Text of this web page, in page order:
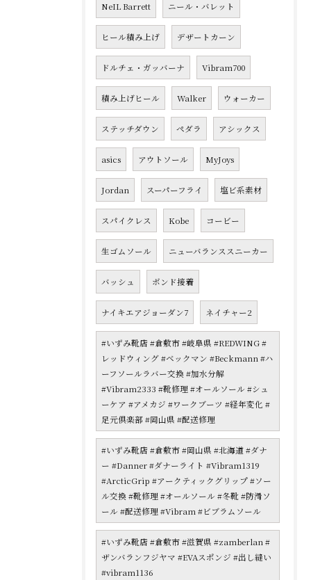
NeIL Barrett ニール・バレット
ヒール積み上げ デザートカーン
ドルチェ・ガッバーナ Vibram700
積み上げヒール Walker ウォーカー
ステッチダウン ペダラ アシックス
asics アウトソール MyJoys
Jordan スーパーフライ 塩ビ系素材
スパイクレス Kobe コービー
生ゴムソール ニューバランススニーカー
バッシュ ボンド接着
ナイキエアジョーダン7 ネイチャー2
#いずみ靴店 #倉敷市 #岐阜県 #REDWING #
レッドウィング #ベックマン #Beckmann #ハ
ーフソールラバー交換 #加水分解
#Vibram2333 #靴修理 #オールソール #シュ
ーケア #アメカジ #ワークブーツ #経年変化 #
足元倶楽部 #岡山県 #配送修理
#いずみ靴店 #倉敷市 #岡山県 #北海道 #ダナ
ー #Danner #ダナーライト #Vibram1319
#ArcticGrip #アークティックグリップ #ソー
ル交換 #靴修理 #オールソール #冬靴 #防滑ソ
ール #配送修理 #Vibram #ビブラムソール
#いずみ靴店 #倉敷市 #滋賀県 #zamberlan #
ザンバランフジヤマ #EVAスポンジ #出し縫い
#vibram1136